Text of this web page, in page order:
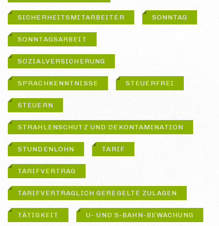
SICHERHEITSMITARBEITER SONNTAG
SONNTAGSARBEIT
SOZIALVERSICHERUNG
SPRACHKENNTNISSE STEUERFREI
STEUERN
STRAHLENSCHUTZ UND DEKONTAMINATION
STUNDENLOHN TARIF
TARIFVERTRAG
TARIFVERTRAGLICH GEREGELTE ZULAGEN
TÄTIGKEIT U- UND S‑BAHN-BEWACHUNG